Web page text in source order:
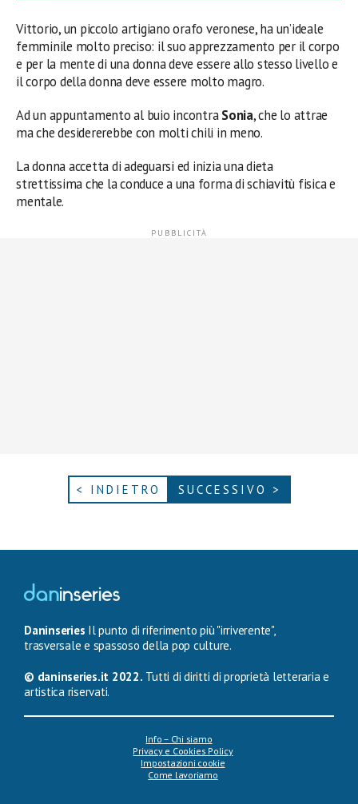
Vittorio, un piccolo artigiano orafo veronese, ha un’ideale
femminile molto preciso: il suo apprezzamento per il corpo
e per la mente di una donna deve essere allo stesso livello e
il corpo della donna deve essere molto magro.
Ad un appuntamento al buio incontraSonia, che lo attrae
ma che desidererebbe con molti chili in meno.
La donna accetta di adeguarsi ed inizia una dieta
strettissima che la conduce a una forma di schiavitù fisica e
mentale.
< INDIETRO SUCCESSIVO >
Daninseries Il punto di riferimento più "irriverente",
trasversale e spassoso della pop culture.
© daninseries.it 2022. Tutti di diritti di proprietà letteraria e
artistica riservati.
Info – Chi siamo
Privacy e Cookies Policy
Impostazioni cookie
Come lavoriamo